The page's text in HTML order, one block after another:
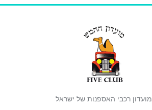
מועדון רכבי האספנות של ישראל